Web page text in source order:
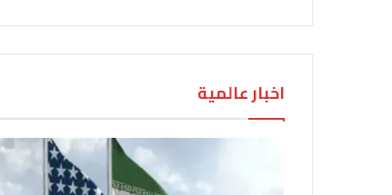
اخبار عالمية